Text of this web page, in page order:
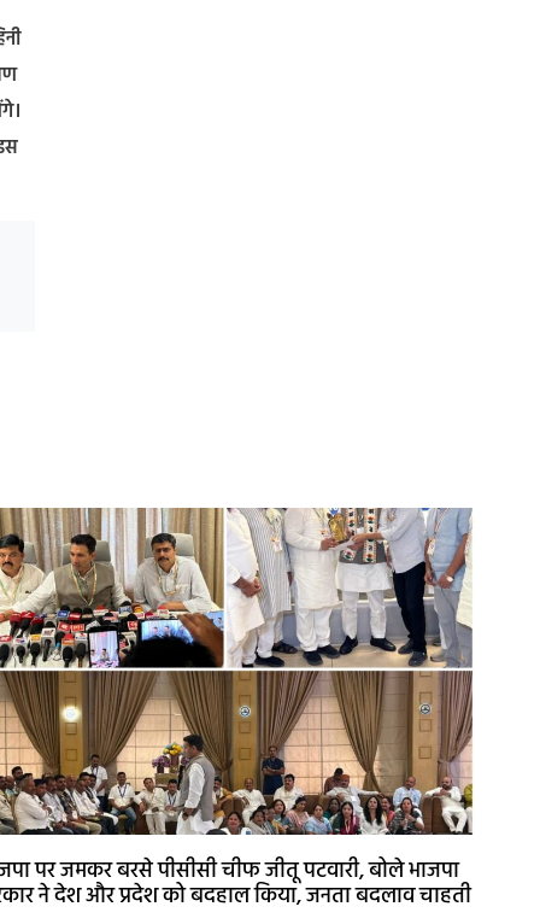
पर जमकर बरसे पीसीसी चीफ जीतू पटवारी, बोले भाजपा
ने देश और प्रदेश को बदहाल किया, जनता बदलाव चाहती